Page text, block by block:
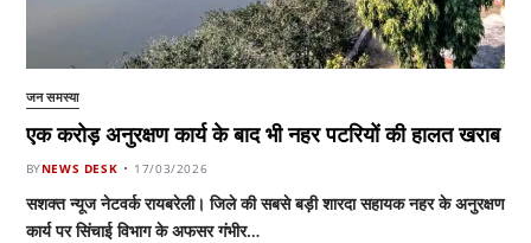
जन समस्या
एक करोड़ अनुरक्षण कार्य के बाद भी नहर पटरियों की हालत खराब
BYNEWS DESK 17/03/2026
सशक्त न्यूज नेटवर्क रायबरेली। जिले की सबसे बड़ी शारदा सहायक नहर के अनुरक्षण
कार्य पर सिंचाई विभाग के अफसर गंभीर…